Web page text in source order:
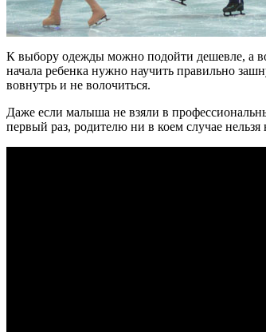
К выбору одежды можно подойти дешевле, а
начала ребенка нужно научить правильно
вовнутрь и не волочиться.
Даже если малыша не взяли в
первый раз, родителю ни в коем случае